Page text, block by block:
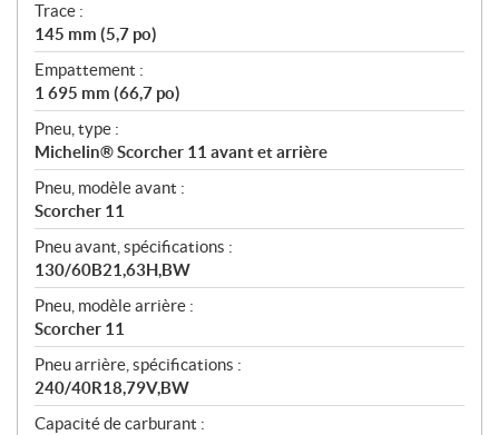
Trace :
145 mm (5,7 po)
Empattement :
1 695 mm (66,7 po)
Pneu, type :
Michelin® Scorcher 11 avant et arrière
Pneu, modèle avant :
Scorcher 11
Pneu avant, spécifications :
130/60B21,63H,BW
Pneu, modèle arrière :
Scorcher 11
Pneu arrière, spécifications :
240/40R18,79V,BW
Capacité de carburant :